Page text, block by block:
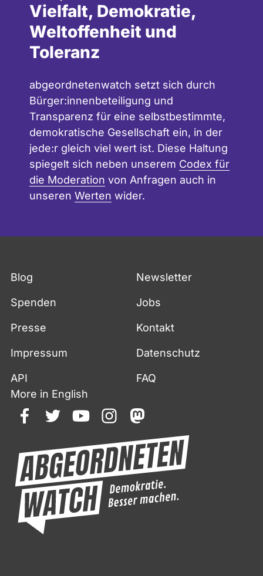
Vielfalt, Demokratie,
Weltoffenheit und
Toleranz
abgeordnetenwatch setzt sich durch
Bürger:innenbeteiligung und
Transparenz für eine selbstbestimmte,
demokratische Gesellschaft ein, in der
jede:r gleich viel wert ist. Diese Haltung
spiegelt sich neben unserem Codex für
die Moderation von Anfragen auch in
unseren Werten wider.
Blog Newsletter
Spenden Jobs
Presse Kontakt
Impressum Datenschutz
API
FAQ
More in English
facebooktwitteryoutubeinstagrammastodon